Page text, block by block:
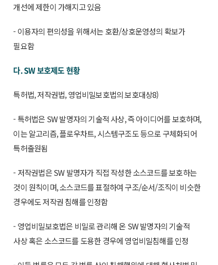
개선에 제한이 가해지고 있음
- 이용자의 편의성을 위해서는 호환/상호운영성의 확보가
필요함
다. SW 보호제도 현황
특허법, 저작권법, 영업비밀보호법의 보호대상8)
- 특허법은 SW 발명자의 기술적 사상, 즉 아이디어를 보호하며,
이는 알고리즘, 플로우차트, 시스템구조도 등으로 구체화되어
특허출원됨
- 저작권법은 SW 발명자가 직접 작성한 소스코드를 보호하는
것이 원칙이며, 소스코드를 표절하여 구조/순서/조직이 비슷한
경우에도 저작권 침해를 인정함
- 영업비밀보호법은 비밀로 관리해 온 SW 발명자의 기술적
사상 혹은 소스코드를 도용한 경우에 영업비밀침해를 인정